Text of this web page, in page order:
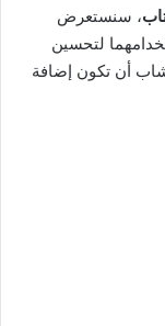
، سنستعرض
لتحسين
أن تكون إضافة